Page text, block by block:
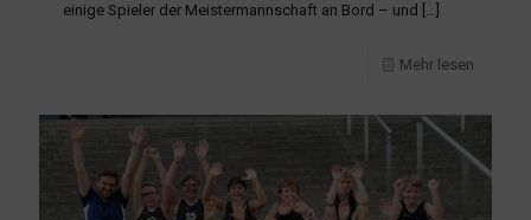
einige Spieler der Meistermannschaft an Bord – und […]
Mehr lesen